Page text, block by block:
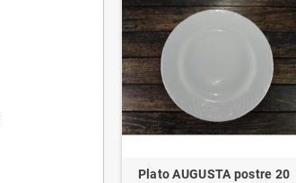
Plato AUGUSTA postre 20